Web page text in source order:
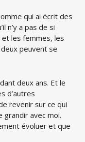
qui ai écrit des
n’y a pas de si
les femmes, les
peuvent se
deux ans. Et le
d’autres
revenir sur ce qui
grandir avec moi.
évoluer et que